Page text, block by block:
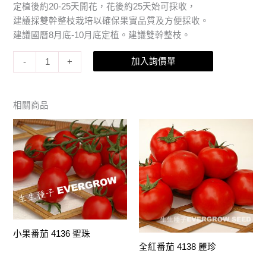
定植後約20-25天開花，花後約25天始可採收，
建議採雙幹整枝栽培以確保果實品質及方便採收。
建議國曆8月底-10月底定植。建議雙幹整枝。
- + 加入詢價單
相關商品
小果番茄 4136 聖珠
全紅番茄 4138 麗珍